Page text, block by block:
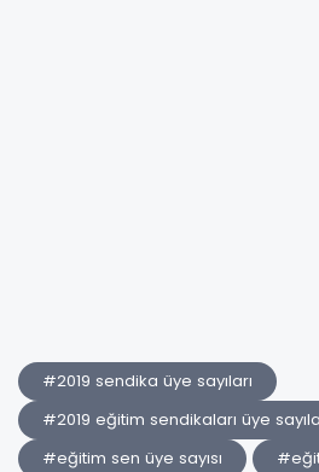
#2019 sendika üye sayıları
#2019 eğitim sendikaları üye
#eğitim sen üye sayısı